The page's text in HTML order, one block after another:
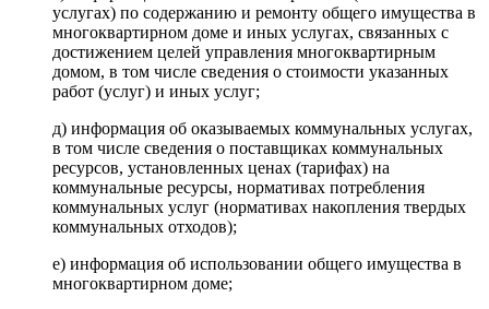
услугах) по содержанию и ремонту общего имущества в
многоквартирном доме и иных услугах, связанных с
достижением целей управления многоквартирным
домом, в том числе сведения о стоимости указанных
работ (услуг) и иных услуг;
д) информация об оказываемых коммунальных услугах,
в том числе сведения о поставщиках коммунальных
ресурсов, установленных ценах (тарифах) на
коммунальные ресурсы, нормативах потребления
коммунальных услуг (нормативах накопления твердых
коммунальных отходов);
е) информация об использовании общего имущества в
многоквартирном доме;